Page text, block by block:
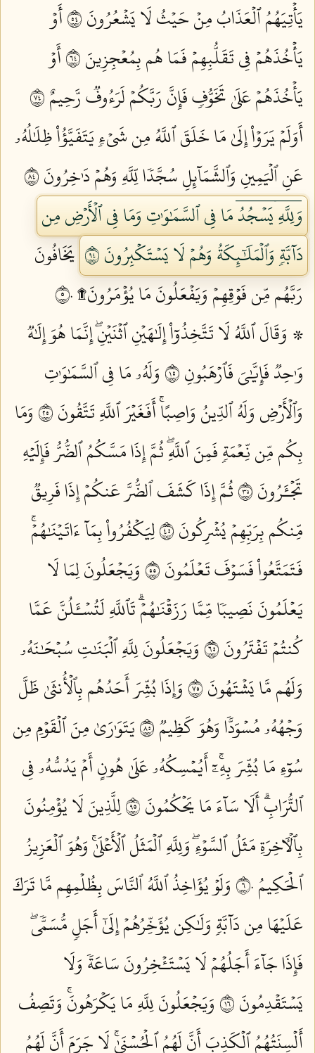
يَأۡتِيَهُمُ ٱلۡعَذَابُ مِنۡ حَيۡثُ لَا يَشۡعُرُونَ ٤٥
أَوۡ
يَأۡخُذَهُمۡ فِي تَقَلُّبِهِمۡ فَمَا هُم بِمُعۡجِزِينَ ٤٦
أَوۡ
يَأۡخُذَهُمۡ عَلَىٰ تَخَوُّفٖ فَإِنَّ رَبَّكُمۡ لَرَءُوفٞ رَّحِيمٌ ٤٧
أَوَلَمۡ يَرَوۡاْ إِلَىٰ مَا خَلَقَ ٱللَّهُ مِن شَيۡءٖ يَتَفَيَّؤُاْ ظِلَٰلُهُۥ
عَنِ ٱلۡيَمِينِ وَٱلشَّمَآئِلِ سُجَّدٗا لِّلَّهِ وَهُمۡ دَٰخِرُونَ ٤٨
وَلِلَّهِۤ يَسۡجُدُۤ مَا فِي ٱلسَّمَٰوَٰتِ وَمَا فِي ٱلۡأَرۡضِ مِن
دَآبَّةٖ وَٱلۡمَلَٰٓئِكَةُ وَهُمۡ لَا يَسۡتَكۡبِرُونَ ٤٩
يَخَافُونَ
رَبَّهُم مِّن فَوۡقِهِمۡ وَيَفۡعَلُونَ مَا يُؤۡمَرُونَ۩ ٥٠
۞ وَقَالَ ٱللَّهُ لَا تَتَّخِذُوٓاْ إِلَٰهَيۡنِ ٱثۡنَيۡنِۖ إِنَّمَا هُوَ إِلَٰهٞ
وَٰحِدٞ فَإِيَّٰيَ فَٱرۡهَبُونِ ٥١
وَلَهُۥ مَا فِي ٱلسَّمَٰوَٰتِ
وَٱلۡأَرۡضِ وَلَهُ ٱلدِّينُ وَاصِبًاۚ أَفَغَيۡرَ ٱللَّهِ تَتَّقُونَ ٥٢
وَمَا
بِكُم مِّن نِّعۡمَةٖ فَمِنَ ٱللَّهِۖ ثُمَّ إِذَا مَسَّكُمُ ٱلضُّرُّ فَإِلَيۡهِ
تَجۡـَٔرُونَ ٥٣
ثُمَّ إِذَا كَشَفَ ٱلضُّرَّ عَنكُمۡ إِذَا فَرِيقٞ
مِّنكُم بِرَبِّهِمۡ يُشۡرِكُونَ ٥٤
لِيَكۡفُرُواْ بِمَآ ءَاتَيۡنَٰهُمۡۚ
فَتَمَتَّعُواْ فَسَوۡفَ تَعۡلَمُونَ ٥٥
وَيَجۡعَلُونَ لِمَا لَا
يَعۡلَمُونَ نَصِيبٗا مِّمَّا رَزَقۡنَٰهُمۡۗ تَٱللَّهِ لَتُسۡـَٔلُنَّ عَمَّا
كُنتُمۡ تَفۡتَرُونَ ٥٦
وَيَجۡعَلُونَ لِلَّهِ ٱلۡبَنَٰتِ سُبۡحَٰنَهُۥ
وَلَهُم مَّا يَشۡتَهُونَ ٥٧
وَإِذَا بُشِّرَ أَحَدُهُم بِٱلۡأُنثَىٰ ظَلَّ
وَجۡهُهُۥ مُسۡوَدّٗا وَهُوَ كَظِيمٞ ٥٨
يَتَوَٰرَىٰ مِنَ ٱلۡقَوۡمِ مِن
سُوٓءِ مَا بُشِّرَ بِهِۦٓۚ أَيُمۡسِكُهُۥ عَلَىٰ هُونٍ أَمۡ يَدُسُّهُۥ فِي
ٱلتُّرَابِۗ أَلَا سَآءَ مَا يَحۡكُمُونَ ٥٩
لِلَّذِينَ لَا يُؤۡمِنُونَ
بِٱلۡأٓخِرَةِ مَثَلُ ٱلسَّوۡءِۖ وَلِلَّهِ ٱلۡمَثَلُ ٱلۡأَعۡلَىٰۚ وَهُوَ ٱلۡعَزِيزُ
ٱلۡحَكِيمُ ٦٠
وَلَوۡ يُؤَاخِذُ ٱللَّهُ ٱلنَّاسَ بِظُلۡمِهِم مَّا تَرَكَ
عَلَيۡهَا مِن دَآبَّةٖ وَلَٰكِن يُؤَخِّرُهُمۡ إِلَىٰٓ أَجَلٖ مُّسَمّٗىۖ
فَإِذَا جَآءَ أَجَلُهُمۡ لَا يَسۡتَـٔۡخِرُونَ سَاعَةٗ وَلَا
يَسۡتَقۡدِمُونَ ٦١
وَيَجۡعَلُونَ لِلَّهِ مَا يَكۡرَهُونَۚ وَتَصِفُ
أَلۡسِنَتُهُمُ ٱلۡكَذِبَ أَنَّ لَهُمُ ٱلۡحُسۡنَىٰۚ لَا جَرَمَ أَنَّ لَهُمُ